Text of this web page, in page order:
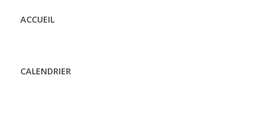
ACCUEIL
CALENDRIER